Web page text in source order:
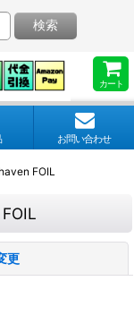
カート
検索
お問い合わせ
FOIL
更